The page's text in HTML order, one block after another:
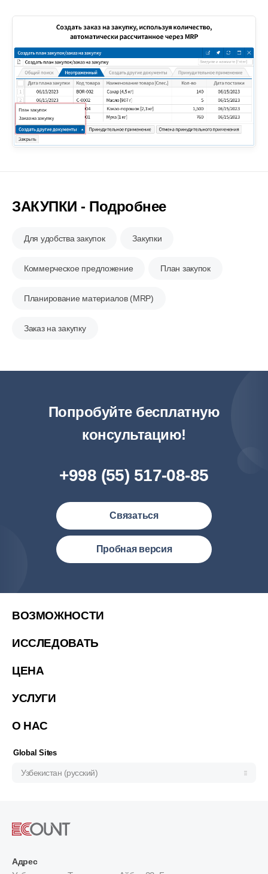
ЗАКУПКИ - Подробнее
Для удобства закупок Закупки
Коммерческое предложение План закупок
Планирование материалов (MRP)
Заказ на закупку
Попробуйте бесплатную
консультацию!
+998 (55) 517-08-85
Связаться
Пробная версия
ВОЗМОЖНОСТИ
ИССЛЕДОВАТЬ
ЦЕНА
УСЛУГИ
О НАС
Global Sites
Узбекистан (русский)
Узбекистан (русский)
United States (English)
繁體中文
繁體中文(香港)
Indonesia (Bahasa Indonesia)
ประเทศไทย (ไทย)
Адрес